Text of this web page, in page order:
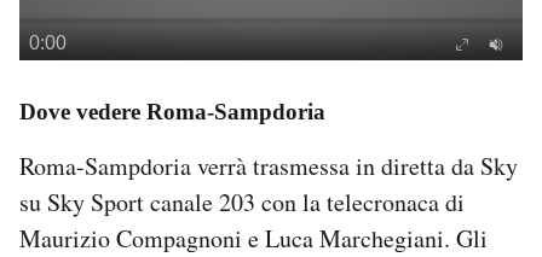
Dove vedere Roma-Sampdoria
Roma-Sampdoria verrà trasmessa in diretta da Sky
su Sky Sport canale 203 con la telecronaca di
Maurizio Compagnoni e Luca Marchegiani. Gli